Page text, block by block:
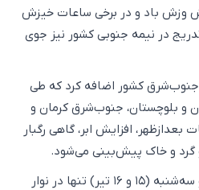
وزش باد و در برخی ساعات خیزش
در نیمه جنوبی کشور نیز جوی
کشور اضافه کرد که طی
و بلوچستان، جنوب‌شرق کرمان و
افزایش ابر، گاهی رگبار
گرد و خاک پیش‌بینی می‌شود.
او بیان کرد: روزهای دوشنبه و سه‌شنبه (۱۵ و ۱۶ تیر) تنها در نوار